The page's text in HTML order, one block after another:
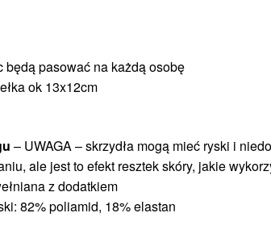
pasować na każdą osobę
ok 13x12cm
– UWAGA – skrzydła mogą mieć ryski i
ale jest to efekt resztek skóry, jakie
z dodatkiem
82% poliamid, 18% elastan